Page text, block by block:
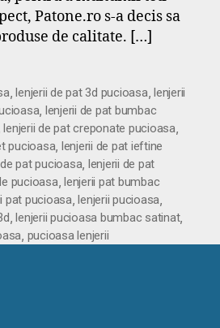
Patone.ro s-a decis sa
de calitate. […]
,lenjerii de pat 3d pucioasa,lenjerii
, lenjerii de pat bumbac
lenjerii de pat creponate pucioasa,
pucioasa, lenjerii de pat ieftine
pat pucioasa, lenjerii de pat
pucioasa,lenjerii pat bumbac
pat pucioasa,lenjerii pucioasa,
,lenjerii pucioasa bumbac satinat,
, pucioasa lenjerii